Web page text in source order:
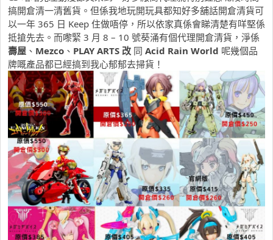
搞開倉清一清舊貨。但係我地玩開玩具都知好多舖話開倉清貨可
以一年 365 日 Keep 住做唔停，所以依家真係會睇清楚有咩堅係
抵搶先去。而嚟緊 3 月 8 – 10 號葵涌有個代理開倉清貨，淨係
壽屋 、 Mezco 、 PLAY ARTS 改 同 Acid Rain World 呢幾個品
牌嘅產品都已經搞到我心郁郁去掃貨！